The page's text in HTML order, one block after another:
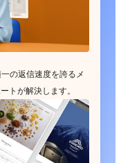
の返信速度を誇るメ
トが解決します。